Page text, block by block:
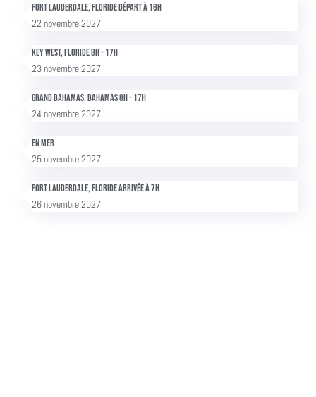
Fort Lauderdale, Floride Départ à 16h
22 novembre 2027
Key West, Floride 8h - 17h
23 novembre 2027
Grand Bahamas, Bahamas 8h - 17h
24 novembre 2027
En mer
25 novembre 2027
Fort Lauderdale, Floride Arrivée à 7h
26 novembre 2027